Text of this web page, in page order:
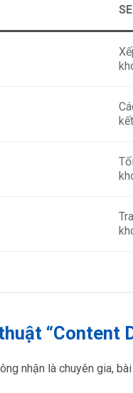
“Content
nhận là chuyên gia,